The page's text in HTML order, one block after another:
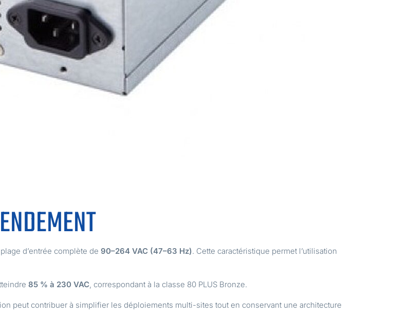
d’entrée complète de90–264 VAC (47–63 Hz). Cette caractéristique permet l’utilisation
85 % à 230 VAC , correspondant à la classe 80 PLUS Bronze.
peut contribuer à simplifier les déploiements multi-sites tout en conservant une architecture